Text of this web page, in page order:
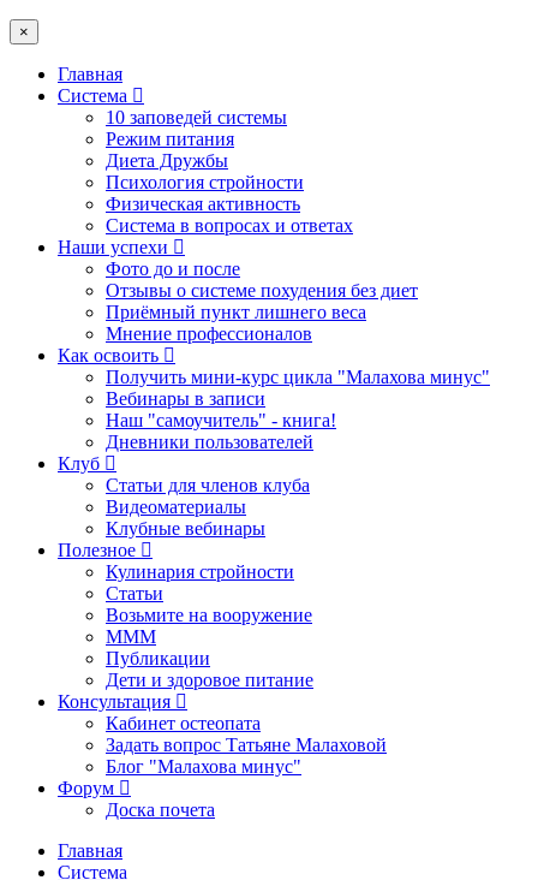
×
Главная
Система
10 заповедей системы
Режим питания
Диета Дружбы
Психология стройности
Физическая активность
Система в вопросах и ответах
Наши успехи
Фото до и после
Отзывы о системе похудения без диет
Приёмный пункт лишнего веса
Мнение профессионалов
Как освоить
Получить мини-курс цикла "Малахова минус"
Вебинары в записи
Наш "самоучитель" - книга!
Дневники пользователей
Клуб
Статьи для членов клуба
Видеоматериалы
Клубные вебинары
Полезное
Кулинария стройности
Статьи
Возьмите на вооружение
МММ
Публикации
Дети и здоровое питание
Консультация
Кабинет остеопата
Задать вопрос Татьяне Малаховой
Блог "Малахова минус"
Форум
Доска почета
Главная
Система